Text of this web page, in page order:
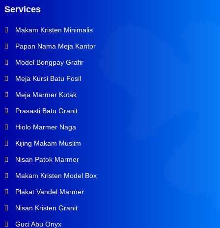
Services
Makam Kristen Minimalis
Papan Nama Meja Kantor
Model Bongpay Grafir
Meja Kursi Batu Fosil
Meja Marmer Kotak
Prasasti Batu Granit
Hiolo Marmer Naga
Kijing Makam Muslim
Nisan Patok Marmer
Makam Kristen Model Box
Plakat Vandel Marmer
Nisan Kristen Granit
Guci Abu Onyx